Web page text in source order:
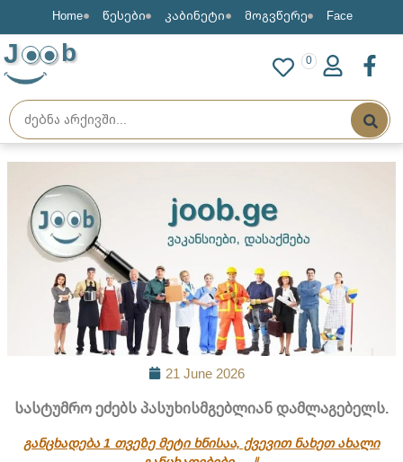
Home წესები კაბინეტი მოგვწერე Face
J b 0
21 June 2026
სასტუმრო ეძებს პასუხისმგებლიან დამლაგებელს.
განცხადება 1 თვეზე მეტი ხნისაა, ქვევით ნახეთ ახალი